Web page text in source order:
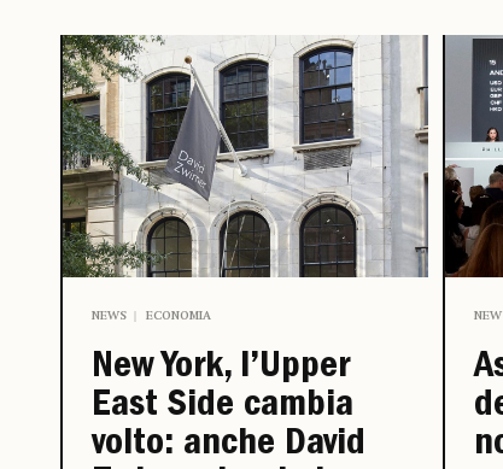
NEWS ECONOMIA
New York, l’Upper
East Side cambia
volto: anche David